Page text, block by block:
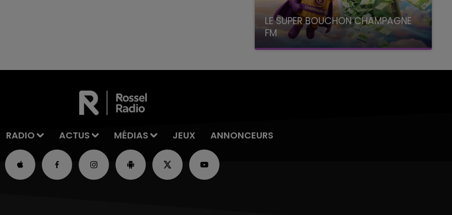
LE SUPER BOUCHON CHAMPAGNE
FM
avec La Famille Champagne FM, à 8H10
RADIO ACTUS MÉDIAS JEUX ANNONCEURS